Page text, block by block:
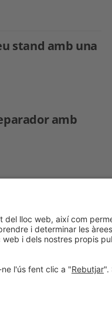
stand amb una
amb